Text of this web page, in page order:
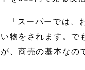
「スーパーでは
い物をされます。で
が、商売の基本なの